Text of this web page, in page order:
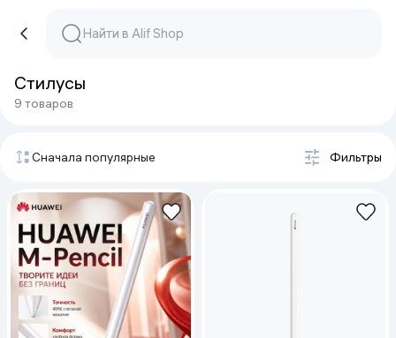
Стилусы
9 товаров
Сначала популярные Фильтры